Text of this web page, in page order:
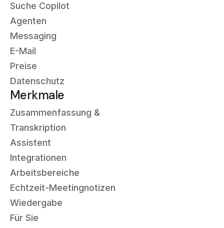
Suche Copilot
Agenten
Messaging
E-Mail
Preise
Datenschutz
Merkmale
Zusammenfassung &
Transkription
Assistent
Integrationen
Arbeitsbereiche
Echtzeit-Meetingnotizen
Wiedergabe
Für Sie